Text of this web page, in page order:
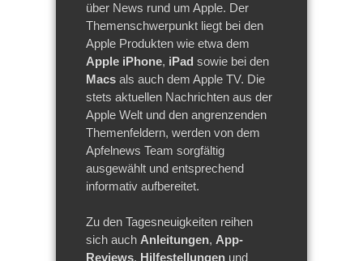
über News rund um Apple. Der
Themenschwerpunkt liegt bei den
Apple Produkten wie etwa dem
Apple iPhone, iPad sowie bei den
Macs als auch dem Apple TV. Die
stets aktuellen Nachrichten aus der
Apple Welt und den angrenzenden
Themenfeldern, werden von dem
Apfelnews Team sorgfältig
ausgewählt und entsprechend
informativ aufbereitet.
Zu den Tagesneuigkeiten reihen
sich auch Anleitungen, App-
Reviews, Hilfestellungen und